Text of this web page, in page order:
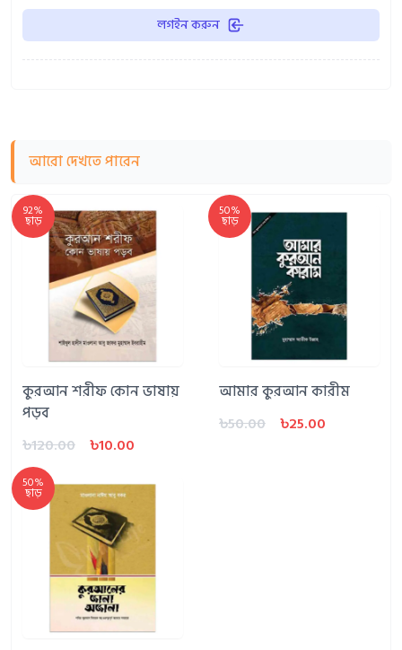
লগইন করুন
আরো দেখতে পারেন
92%
ছাড়
কুরআন শরীফ কোন ভাষায়
পড়ব
৳120.00
৳10.00
50%
ছাড়
আমার কুরআন কারীম
৳50.00
৳25.00
50%
ছাড়